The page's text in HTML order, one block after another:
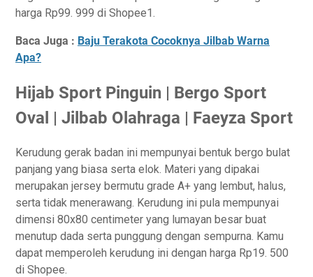
harga Rp99. 999 di Shopee1.
Baca Juga : Baju Terakota Cocoknya Jilbab Warna
Apa?
Hijab Sport Pinguin | Bergo Sport
Oval | Jilbab Olahraga | Faeyza Sport
Kerudung gerak badan ini mempunyai bentuk bergo bulat
panjang yang biasa serta elok. Materi yang dipakai
merupakan jersey bermutu grade A+ yang lembut, halus,
serta tidak menerawang. Kerudung ini pula mempunyai
dimensi 80x80 centimeter yang lumayan besar buat
menutup dada serta punggung dengan sempurna. Kamu
dapat memperoleh kerudung ini dengan harga Rp19. 500
di Shopee.